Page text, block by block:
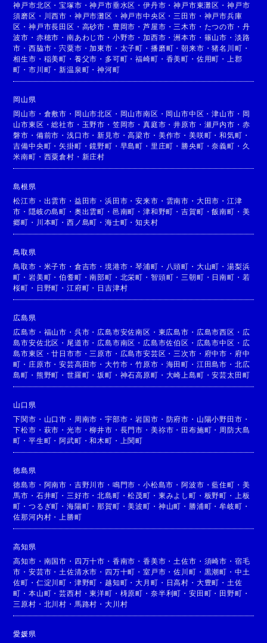
神戸市北区 ・宝塚市 ・神戸市垂水区 ・伊丹市 ・神戸市東灘区 ・ 神戸市
須磨区 ・ 川西市 ・ 神戸市灘区 ・ 神戸市中央区 ・ 三田市 ・ 神戸市兵庫
区 ・神戸市長田区 ・ 高砂市 ・ 豊岡市 ・芦屋市 ・ 三木市 ・ たつの市 ・ 丹
波市 ・ 赤穂市 ・南あわじ市 ・ 小野市 ・加西市 ・洲本市 ・ 篠山市 ・ 淡路
市 ・西脇市 ・宍粟市 ・加東市 ・ 太子町 ・ 播磨町 ・朝来市 ・猪名川町 ・
相生市 ・ 稲美町 ・ 養父市 ・ 多可町 ・福崎町 ・ 香美町 ・ 佐用町 ・
上郡
町 ・市川町 ・新温泉町 ・神河町
岡山県
岡山市 ・ 倉敷市 ・ 岡山市北区 ・ 岡山市南区 ・ 岡山市中区 ・津山市 ・ 岡
山市東区 ・総社市 ・ 玉野市 ・ 笠岡市 ・真庭市 ・井原市 ・ 瀬戸内市 ・ 赤
磐市 ・ 備前市 ・浅口市 ・新見市 ・高梁市 ・ 美作市 ・ 美咲町 ・和気町 ・
吉備中央町 ・矢掛町 ・鏡野町 ・ 早島町 ・ 里庄町 ・ 勝央町 ・奈義町 ・ 久
米南町 ・ 西粟倉村 ・ 新庄村
島根県
松江市 ・ 出雲市 ・ 益田市 ・浜田市 ・安来市 ・ 雲南市 ・ 大田市 ・ 江津
市 ・隠岐の島町 ・ 奥出雲町 ・ 邑南町 ・津和野町 ・吉賀町 ・飯南町 ・ 美
郷町 ・ 川本町 ・西ノ島町 ・海士町 ・知夫村
鳥取県
鳥取市 ・ 米子市 ・ 倉吉市 ・境港市 ・琴浦町 ・ 八頭町 ・ 大山町 ・ 湯梨浜
町 ・岩美町 ・伯耆町 ・南部町 ・ 北栄町 ・ 智頭町 ・ 三朝町 ・ 日南町 ・ 若
桜町 ・ 日野町 ・江府町 ・ 日吉津村
広島県
広島市 ・ 福山市 ・ 呉市 ・ 広島市安佐南区 ・ 東広島市 ・ 広島市西区 ・ 広
島市安佐北区 ・ 尾道市 ・ 広島市南区 ・ 広島市佐伯区 ・ 広島市中区 ・ 広
島市東区 ・廿日市市 ・ 三原市 ・ 広島市安芸区 ・ 三次市 ・ 府中市 ・ 府中
町 ・ 庄原市 ・安芸高田市 ・大竹市 ・竹原市 ・ 海田町 ・ 江田島市 ・ 北広
島町 ・ 熊野町 ・世羅町 ・坂町 ・ 神石高原町 ・ 大崎上島町 ・安芸太田町
山口県
下関市 ・ 山口市 ・ 周南市 ・宇部市 ・岩国市 ・ 防府市 ・ 山陽小野田市 ・
下松市 ・ 萩市 ・光市 ・柳井市 ・ 長門市 ・ 美祢市 ・ 田布施町 ・ 周防大島
町 ・平生町 ・阿武町 ・和木町 ・ 上関町
徳島県
徳島市 ・ 阿南市 ・ 吉野川市 ・ 鳴門市 ・小松島市 ・阿波市 ・藍住町 ・ 美
馬市 ・ 石井町 ・ 三好市 ・北島町 ・松茂町 ・ 東みよし町 ・ 板野町 ・
上板
町 ・つるぎ町 ・海陽町 ・那賀町 ・美波町 ・ 神山町 ・ 勝浦町 ・牟岐町 ・
佐那河内村 ・ 上勝町
高知県
高知市 ・ 南国市 ・ 四万十市 ・ 香南市 ・香美市 ・ 土佐市 ・ 須崎市 ・ 宿毛
市 ・安芸市 ・ 土佐清水市 ・ 四万十町 ・室戸市 ・佐川町 ・ 黒潮町 ・ 中土
佐町 ・ 仁淀川町 ・ 津野町 ・ 越知町 ・大月町 ・ 日高村 ・ 大豊町 ・ 土佐
町 ・本山町 ・芸西村 ・東洋町 ・ 梼原町 ・ 奈半利町 ・ 安田町 ・ 田野町 ・
三原村 ・ 北川村 ・ 馬路村 ・大川村
愛媛県